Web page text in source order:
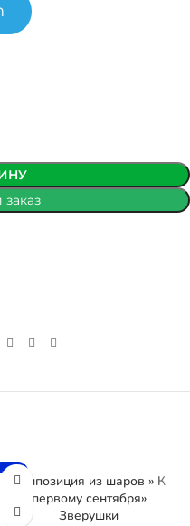
-5%
Композиция из шаров » К
первому сентября»
Зверушки